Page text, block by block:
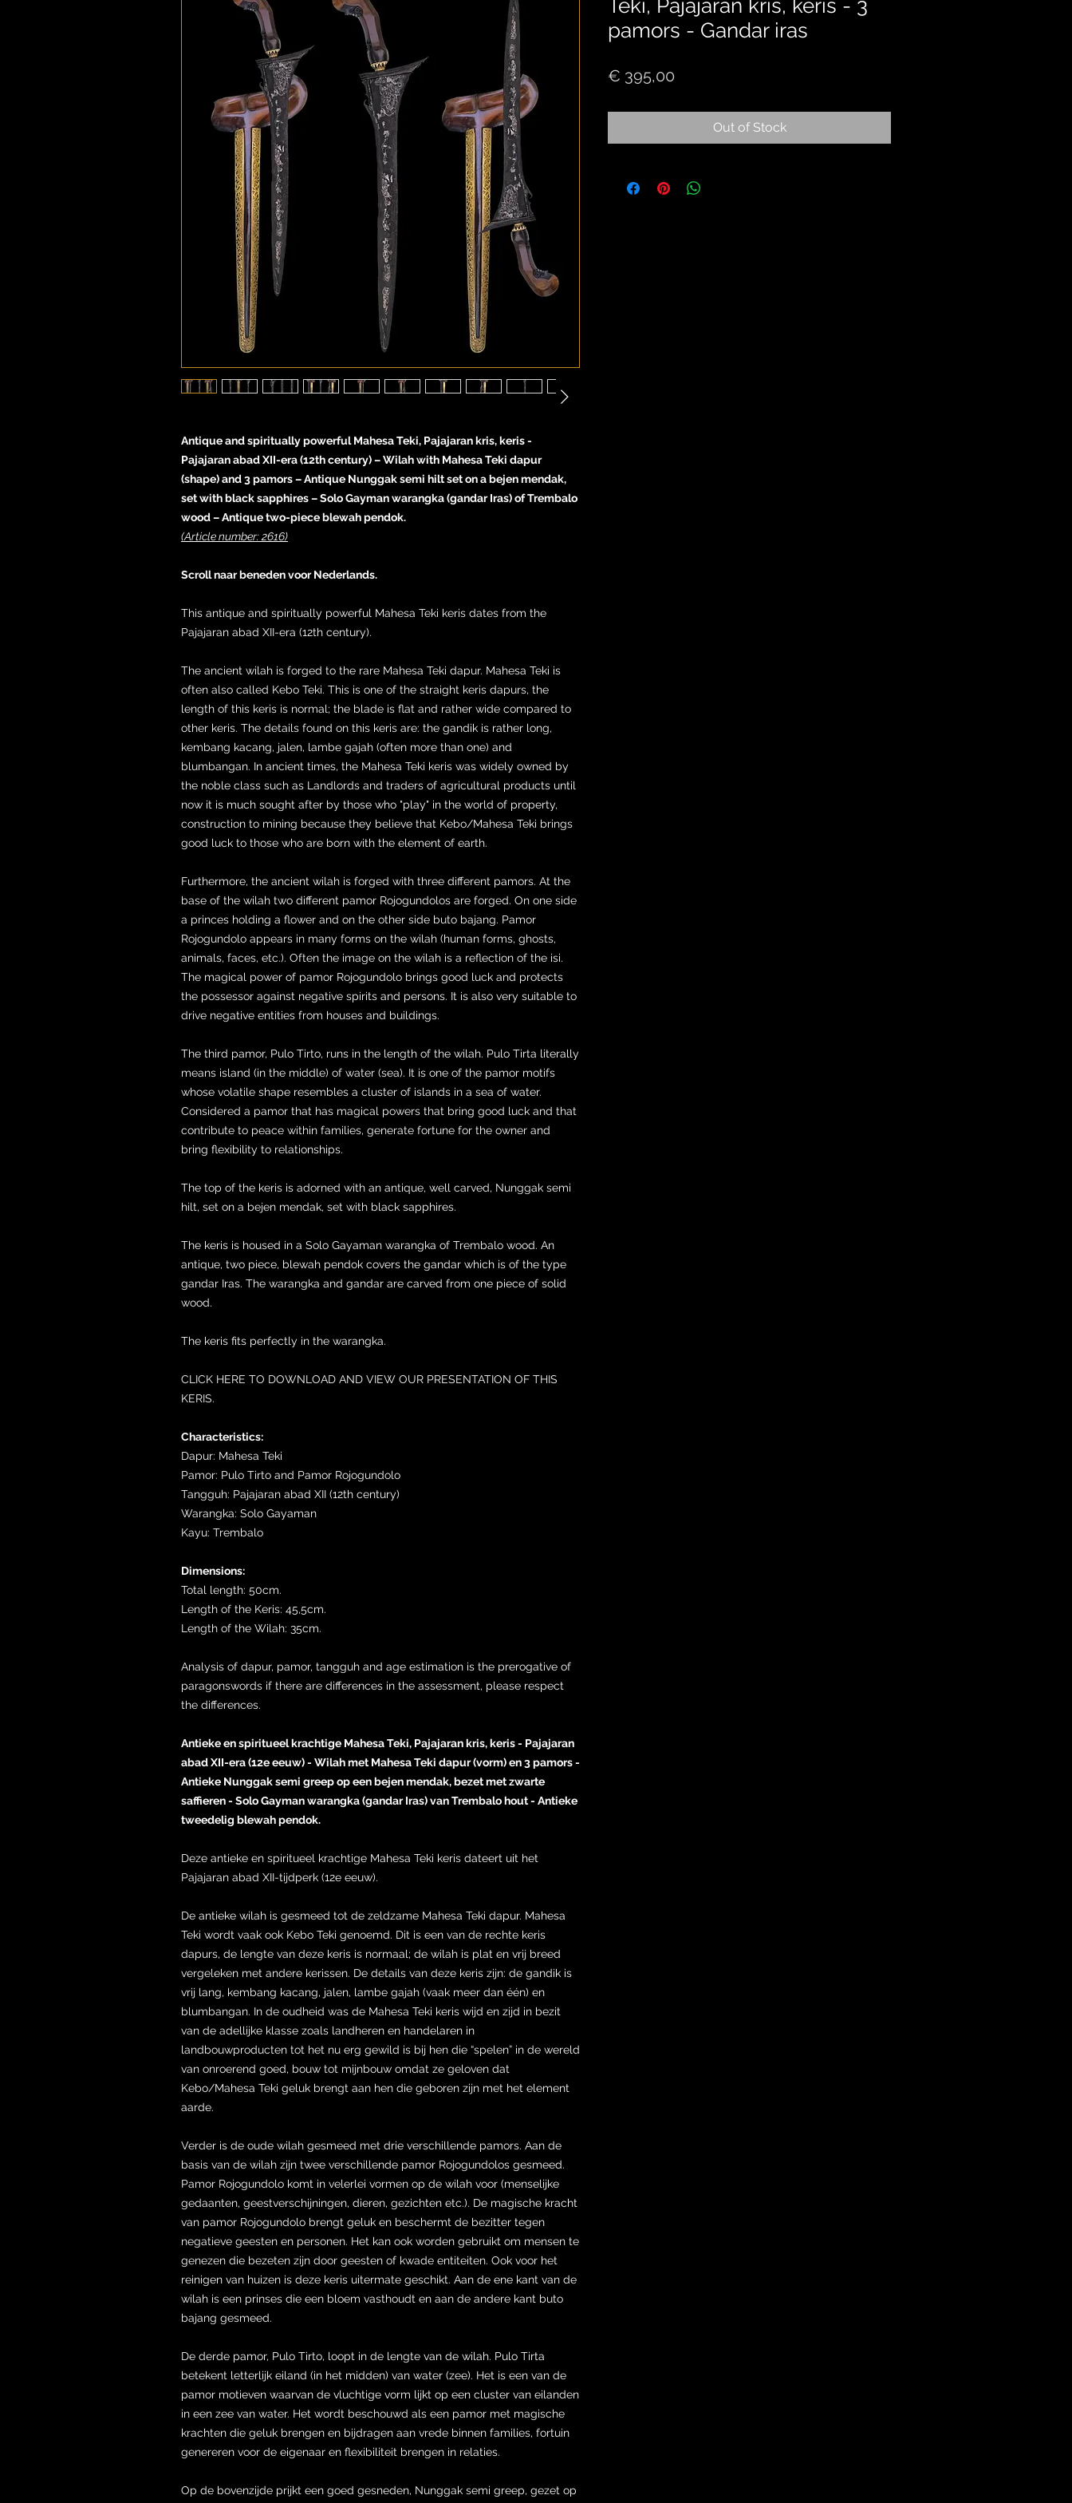
Antique and spiritually powerful Mahesa Teki, Pajajaran kris, keris -
Pajajaran abad XII-era (12th century) – Wilah with Mahesa Teki dapur
(shape) and 3 pamors – Antique Nunggak semi hilt set on a bejen mendak,
set with black sapphires – Solo Gayman warangka (gandar Iras) of Trembalo
wood – Antique two-piece blewah pendok.
(Article number: 2616)
Scroll naar beneden voor Nederlands.
This antique and spiritually powerful Mahesa Teki keris dates from the
Pajajaran abad XII-era (12th century).
The ancient wilah is forged to the rare Mahesa Teki dapur. Mahesa Teki is
often also called Kebo Teki. This is one of the straight keris dapurs, the
length of this keris is normal; the blade is flat and rather wide compared to
other keris. The details found on this keris are: the gandik is rather long,
kembang kacang, jalen, lambe gajah (often more than one) and
blumbangan. In ancient times, the Mahesa Teki keris was widely owned by
the noble class such as Landlords and traders of agricultural products until
now it is much sought after by those who "play" in the world of property,
construction to mining because they believe that Kebo/Mahesa Teki brings
good luck to those who are born with the element of earth.
Furthermore, the ancient wilah is forged with three different pamors. At the
base of the wilah two different pamor Rojogundolos are forged. On one side
a princes holding a flower and on the other side buto bajang. Pamor
Rojogundolo appears in many forms on the wilah (human forms, ghosts,
animals, faces, etc.). Often the image on the wilah is a reflection of the isi.
The magical power of pamor Rojogundolo brings good luck and protects
the possessor against negative spirits and persons. It is also very suitable to
drive negative entities from houses and buildings.
The third pamor, Pulo Tirto, runs in the length of the wilah. Pulo Tirta literally
means island (in the middle) of water (sea). It is one of the pamor motifs
whose volatile shape resembles a cluster of islands in a sea of water.
Considered a pamor that has magical powers that bring good luck and that
contribute to peace within families, generate fortune for the owner and
bring flexibility to relationships.
The top of the keris is adorned with an antique, well carved, Nunggak semi
hilt, set on a bejen mendak, set with black sapphires.
The keris is housed in a Solo Gayaman warangka of Trembalo wood. An
antique, two piece, blewah pendok covers the gandar which is of the type
gandar Iras. The warangka and gandar are carved from one piece of solid
wood.
The keris fits perfectly in the warangka.
CLICK HERE TO DOWNLOAD AND VIEW OUR PRESENTATION OF THIS
KERIS.
Characteristics:
Dapur: Mahesa Teki
Pamor: Pulo Tirto and Pamor Rojogundolo
Tangguh: Pajajaran abad XII (12th century)
Warangka: Solo Gayaman
Kayu: Trembalo
Dimensions:
Total length: 50cm.
Length of the Keris: 45,5cm.
Length of the Wilah: 35cm.
Analysis of dapur, pamor, tangguh and age estimation is the prerogative of
paragonswords if there are differences in the assessment, please respect
the differences.
Antieke en spiritueel krachtige Mahesa Teki, Pajajaran kris, keris - Pajajaran
abad XII-era (12e eeuw) - Wilah met Mahesa Teki dapur (vorm) en 3 pamors -
Antieke Nunggak semi greep op een bejen mendak, bezet met zwarte
saffieren - Solo Gayman warangka (gandar Iras) van Trembalo hout - Antieke
tweedelig blewah pendok.
Deze antieke en spiritueel krachtige Mahesa Teki keris dateert uit het
Pajajaran abad XII-tijdperk (12e eeuw).
De antieke wilah is gesmeed tot de zeldzame Mahesa Teki dapur. Mahesa
Teki wordt vaak ook Kebo Teki genoemd. Dit is een van de rechte keris
dapurs, de lengte van deze keris is normaal; de wilah is plat en vrij breed
vergeleken met andere kerissen. De details van deze keris zijn: de gandik is
vrij lang, kembang kacang, jalen, lambe gajah (vaak meer dan één) en
blumbangan. In de oudheid was de Mahesa Teki keris wijd en zijd in bezit
van de adellijke klasse zoals landheren en handelaren in
landbouwproducten tot het nu erg gewild is bij hen die “spelen” in de wereld
van onroerend goed, bouw tot mijnbouw omdat ze geloven dat
Kebo/Mahesa Teki geluk brengt aan hen die geboren zijn met het element
aarde.
Verder is de oude wilah gesmeed met drie verschillende pamors. Aan de
basis van de wilah zijn twee verschillende pamor Rojogundolos gesmeed.
Pamor Rojogundolo komt in velerlei vormen op de wilah voor (menselijke
gedaanten, geestverschijningen, dieren, gezichten etc.). De magische kracht
van pamor Rojogundolo brengt geluk en beschermt de bezitter tegen
negatieve geesten en personen. Het kan ook worden gebruikt om mensen te
genezen die bezeten zijn door geesten of kwade entiteiten. Ook voor het
reinigen van huizen is deze keris uitermate geschikt. Aan de ene kant van de
wilah is een prinses die een bloem vasthoudt en aan de andere kant buto
bajang gesmeed.
De derde pamor, Pulo Tirto, loopt in de lengte van de wilah. Pulo Tirta
betekent letterlijk eiland (in het midden) van water (zee). Het is een van de
pamor motieven waarvan de vluchtige vorm lijkt op een cluster van eilanden
in een zee van water. Het wordt beschouwd als een pamor met magische
krachten die geluk brengen en bijdragen aan vrede binnen families, fortuin
genereren voor de eigenaar en flexibiliteit brengen in relaties.
Op de bovenzijde prijkt een goed gesneden, Nunggak semi greep, gezet op
Teki, Pajajaran kris, keris - 3
pamors - Gandar iras
€ 395,00
Out of Stock